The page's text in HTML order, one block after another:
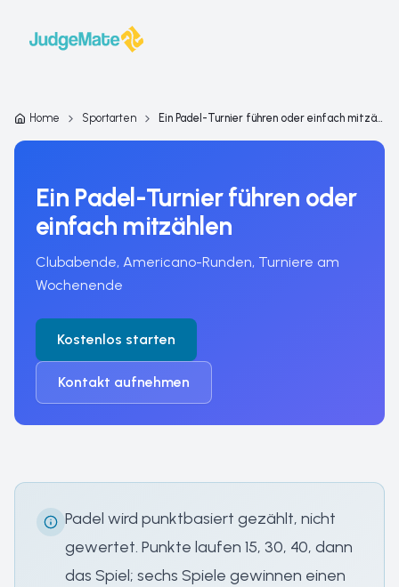
Home Sportarten Ein Padel-Turnier führen oder einfach mitzählen
Ein Padel-Turnier führen oder
einfach mitzählen
Clubabende, Americano-Runden, Turniere am
Wochenende
Kostenlos starten
Kontakt aufnehmen
Padel wird punktbasiert gezählt, nicht
gewertet. Punkte laufen 15, 30, 40, dann
das Spiel; sechs Spiele gewinnen einen